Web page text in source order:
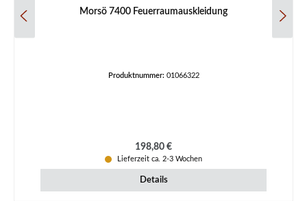
Morsö 7400 Feuerraumauskleidung
Produktnummer: 01066322
Regulärer Preis:
198,80 €
Lieferzeit ca. 2-3 Wochen
Details